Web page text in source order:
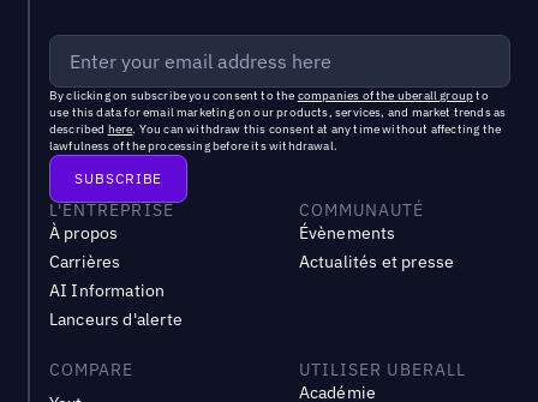
By clicking on subscribe you consent to the companies of the uberall groupto
use this data for email marketing on our products, services, and market trends as
described here. You can withdraw this consent at any time without affecting the
lawfulness of the processing before its withdrawal.
L'ENTREPRISE
À propos
Carrières
AI Information
Lanceurs d'alerte
COMMUNAUTÉ
Évènements
Actualités et presse
COMPARE
UTILISER UBERALL
Académie